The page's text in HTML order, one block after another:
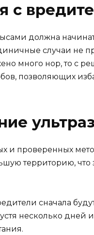
с
должна
случаи не
много нор, то с
позволяющих
и проверенных
территорию, что
сначала
несколько дней